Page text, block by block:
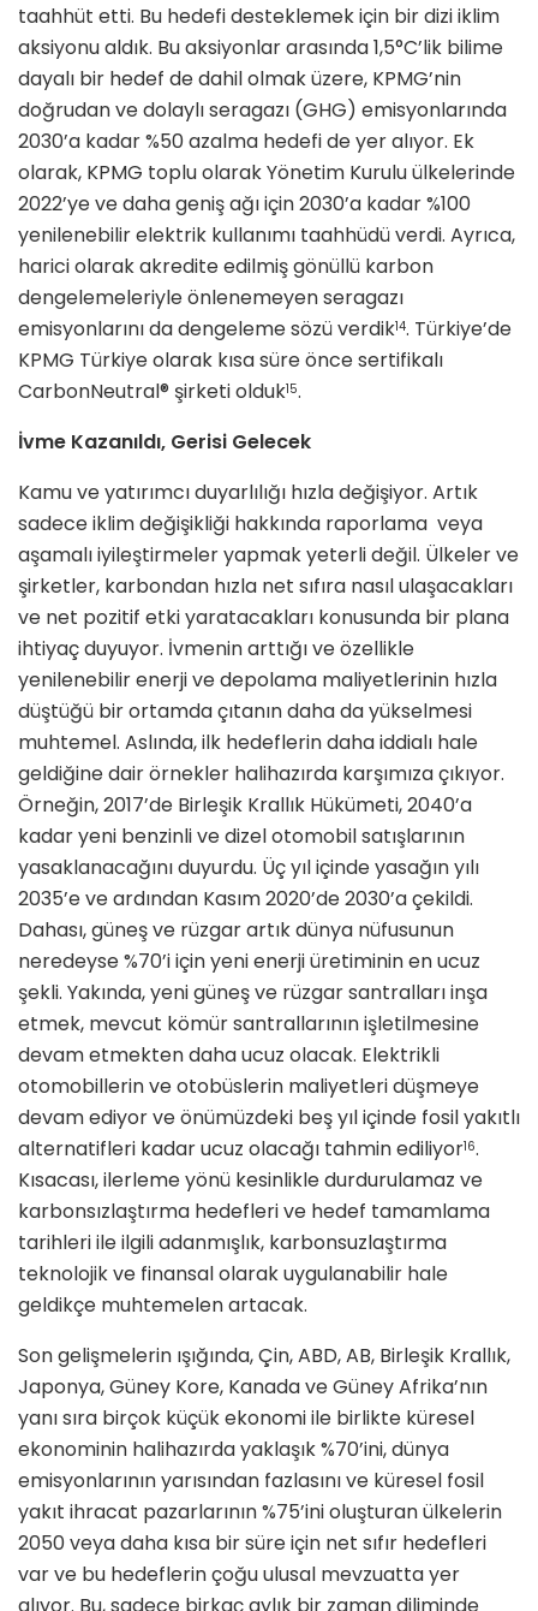
taahhüt etti. Bu hedefi desteklemek için bir dizi iklim
aksiyonu aldık. Bu aksiyonlar arasında 1,5°C’lik bilime
dayalı bir hedef de dahil olmak üzere, KPMG’nin
doğrudan ve dolaylı seragazı (GHG) emisyonlarında
2030’a kadar %50 azalma hedefi de yer alıyor. Ek
olarak, KPMG toplu olarak Yönetim Kurulu ülkelerinde
2022’ye ve daha geniş ağı için 2030’a kadar %100
yenilenebilir elektrik kullanımı taahhüdü verdi. Ayrıca,
harici olarak akredite edilmiş gönüllü karbon
dengelemeleriyle önlenemeyen seragazı
emisyonlarını da dengeleme sözü verdik14. Türkiye’de
KPMG Türkiye olarak kısa süre önce sertifikalı
CarbonNeutral® şirketi olduk15.
İvme Kazanıldı, Gerisi Gelecek
Kamu ve yatırımcı duyarlılığı hızla değişiyor. Artık
sadece iklim değişikliği hakkında raporlama veya
aşamalı iyileştirmeler yapmak yeterli değil. Ülkeler ve
şirketler, karbondan hızla net sıfıra nasıl ulaşacakları
ve net pozitif etki yaratacakları konusunda bir plana
ihtiyaç duyuyor. İvmenin arttığı ve özellikle
yenilenebilir enerji ve depolama maliyetlerinin hızla
düştüğü bir ortamda çıtanın daha da yükselmesi
muhtemel. Aslında, ilk hedeflerin daha iddialı hale
geldiğine dair örnekler halihazırda karşımıza çıkıyor.
Örneğin, 2017’de Birleşik Krallık Hükümeti, 2040’a
kadar yeni benzinli ve dizel otomobil satışlarının
yasaklanacağını duyurdu. Üç yıl içinde yasağın yılı
2035’e ve ardından Kasım 2020’de 2030’a çekildi.
Dahası, güneş ve rüzgar artık dünya nüfusunun
neredeyse %70’i için yeni enerji üretiminin en ucuz
şekli. Yakında, yeni güneş ve rüzgar santralları inşa
etmek, mevcut kömür santrallarının işletilmesine
devam etmekten daha ucuz olacak. Elektrikli
otomobillerin ve otobüslerin maliyetleri düşmeye
devam ediyor ve önümüzdeki beş yıl içinde fosil yakıtlı
alternatifleri kadar ucuz olacağı tahmin ediliyor16.
Kısacası, ilerleme yönü kesinlikle durdurulamaz ve
karbonsızlaştırma hedefleri ve hedef tamamlama
tarihleri ​​ile ilgili adanmışlık, karbonsuzlaştırma
teknolojik ve finansal olarak uygulanabilir hale
geldikçe muhtemelen artacak.
Son gelişmelerin ışığında, Çin, ABD, AB, Birleşik Krallık,
Japonya, Güney Kore, Kanada ve Güney Afrika’nın
yanı sıra birçok küçük ekonomi ile birlikte küresel
ekonominin halihazırda yaklaşık %70’ini, dünya
emisyonlarının yarısından fazlasını ve küresel fosil
yakıt ihracat pazarlarının %75’ini oluşturan ülkelerin
2050 veya daha kısa bir süre için net sıfır hedefleri
var ve bu hedeflerin çoğu ulusal mevzuatta yer
alıyor. Bu, sadece birkaç aylık bir zaman diliminde